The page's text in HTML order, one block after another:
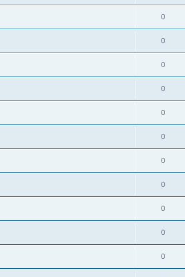
0
0
0
0
0
0
0
0
0
0
0